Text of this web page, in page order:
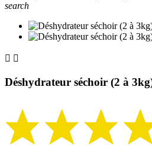
search
 
Déshydrateur séchoir (2 à